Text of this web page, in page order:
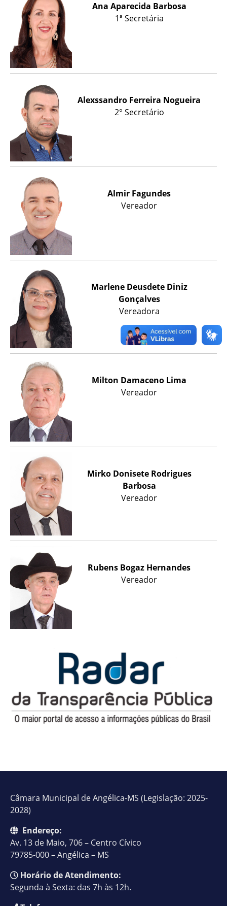
Ana Aparecida Barbosa
1ª Secretária
Alexssandro Ferreira Nogueira
2° Secretário
Almir Fagundes
Vereador
Marlene Deusdete Diniz
Gonçalves
Vereadora
Milton Damaceno Lima
Vereador
Mirko Donisete Rodrigues
Barbosa
Vereador
Rubens Bogaz Hernandes
Vereador
Câmara Municipal de Angélica-MS (Legislação: 2025-
2028)
Endereço:
Av. 13 de Maio, 706 – Centro Cívico
79785-000 – Angélica – MS
Horário de Atendimento:
Segunda à Sexta: das 7h às 12h.